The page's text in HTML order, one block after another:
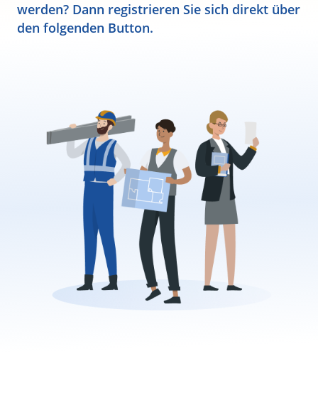
werden? Dann registrieren Sie sich direkt über
den folgenden Button.